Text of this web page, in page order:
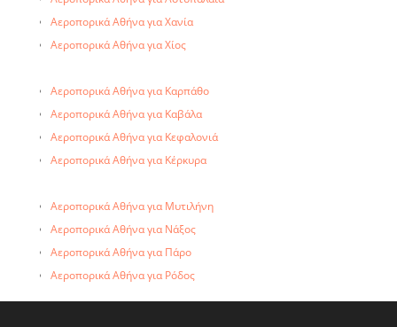
Αεροπορικά Αθήνα για Χανία
Αεροπορικά Αθήνα για Χίος
Αεροπορικά Αθήνα για Ικαρία
Αεροπορικά Αθήνα για Ιωάννινα
Αεροπορικά Αθήνα για Ιωάννινα
Αεροπορικά Αθήνα για Κάλυμνο
Αεροπορικά Αθήνα για Καρπάθο
Αεροπορικά Αθήνα για Καβάλα
Αεροπορικά Αθήνα για Κεφαλονιά
Αεροπορικά Αθήνα για Κέρκυρα
Αεροπορικά Αθήνα για Λέρο
Αεροπορικά Αθήνα για Λήμνο
Αεροπορικά Αθήνα για Μύκονος
Αεροπορικά Αθήνα για Μήλο
Αεροπορικά Αθήνα για Μυτιλήνη
Αεροπορικά Αθήνα για Νάξος
Αεροπορικά Αθήνα για Πάρο
Αεροπορικά Αθήνα για Ρόδος
Αεροπορικά Αθήνα για Σάμο